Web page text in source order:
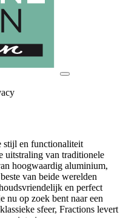
stijl en functionaliteit
uitstraling van traditionele
hoogwaardig aluminium,
van beide werelden
en perfect
nu op zoek bent naar een
sfeer, Fractions levert